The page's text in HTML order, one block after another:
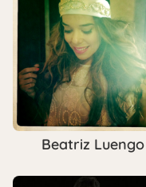
Beatriz Luengo